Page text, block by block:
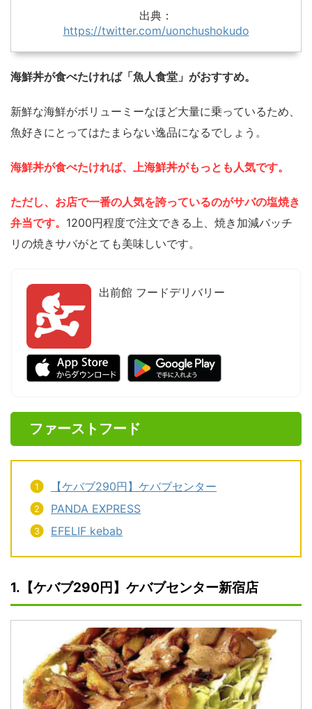
出典：
https://twitter.com/uonchushokudo
海鮮丼が食べたければ「魚人食堂」がおすすめ。
新鮮な海鮮がボリューミーなほど大量に乗っているため、
魚好きにとってはたまらない逸品になるでしょう。
海鮮丼が食べたければ、上海鮮丼がもっとも人気です。
ただし、お店で一番の人気を誇っているのがサバの塩焼き
弁当です。 1200円程度で注文できる上、焼き加減バッチ
リの焼きサバがとても美味しいです。
出前館 フードデリバリー
ファーストフード
【ケバブ290円】ケバブセンター
PANDA EXPRESS
EFELIF kebab
1.【ケバブ290円】ケバブセンター新宿店